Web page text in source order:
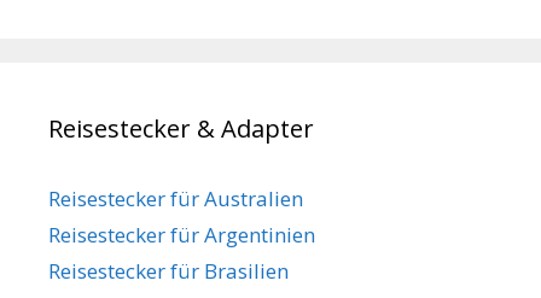
Reisestecker & Adapter
Reisestecker für Australien
Reisestecker für Argentinien
Reisestecker für Brasilien